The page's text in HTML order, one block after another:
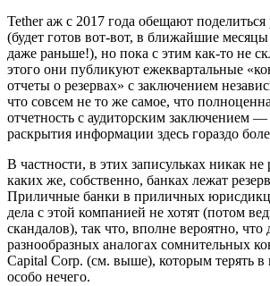
Tether аж с 2017 года обещают поделиться
(будет готов вот-вот, в ближайшие
даже раньше!), но пока с этим как-то не
этого они публикуют ежеквартальные
отчеты о резервах» с заключением
что совсем не то же самое, что
отчетность с аудиторским заключением —
раскрытия информации здесь гораздо
В частности, в этих записульках никак не
каких же, собственно, банках лежат
Приличные банки в приличных
дела с этой компанией не хотят (потом
скандалов), так что, вполне вероятно,
разнообразных аналогах сомнительных
Capital Corp. (см. выше), которым терять в
особо нечего.